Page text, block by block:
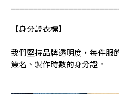
【身分證衣標】
我們堅持品牌透明度，每件服
簽名、製作時數的身分證。